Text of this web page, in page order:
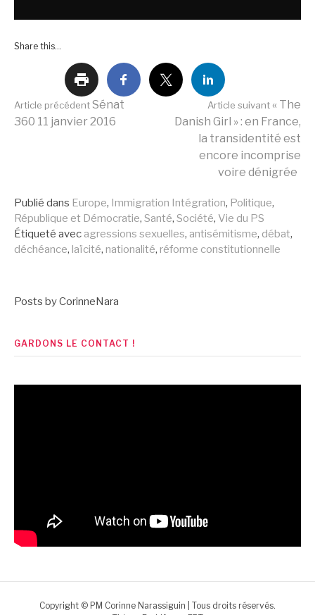
Share this...
Lire
suite
Article précédentSénat
360 11 janvier 2016
Article suivant « The
Danish Girl » : en France,
la transidentité est
encore incomprise
voire dénigrée
Publié dans Europe, Immigration Intégration, Politique,
République et Démocratie, Santé, Société, Vie du PS
Étiqueté avec agressions sexuelles, antisémitisme, débat,
déchéance, laïcité, nationalité, réforme constitutionnelle
Posts by CorinneNara
GARDONS LE CONTACT !
Copyright © PM Corinne Narassiguin | Tous droits réservés.